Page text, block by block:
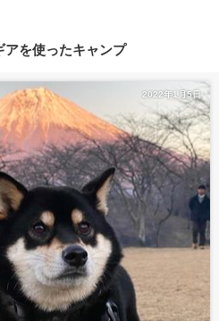
アを使ったキャンプ
2022年1月5日